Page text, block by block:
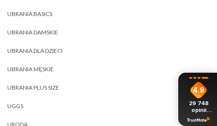
UBRANIA BASICS
UBRANIA DAMSKIE
UBRANIA DLA DZIECI
UBRANIA MĘSKIE
UBRANIA PLUS SIZE
UGGS
URODA
4.9
29 748
opinii
z całego
okresu